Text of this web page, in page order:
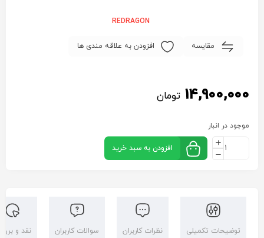
REDRAGON
مقایسه افزودن به علاقه مندی ها
14,900,000 تومان
موجود در انبار
افزودن به سبد خرید
توضیحات تکمیلی نظرات کاربران سوالات کاربران نقد و